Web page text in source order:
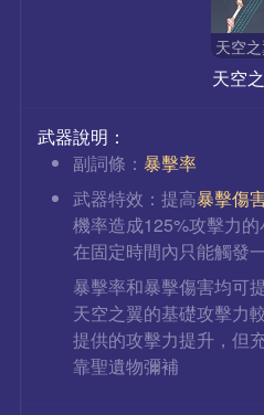
天空
天空
武器說明：
副詞條：暴擊率
武器特效：提高暴擊傷
機率造成125%攻擊力
在固定時間內只能觸發一
暴擊率和暴擊傷害均可
天空之翼的基礎攻擊力
提供的攻擊力提升，但
靠聖遺物彌補